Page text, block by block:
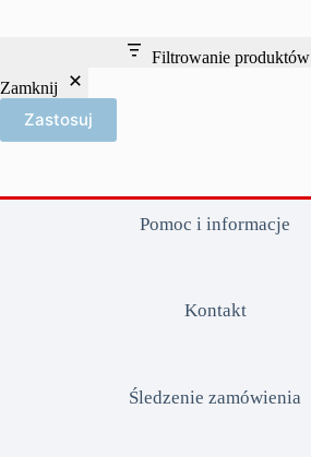
Filtrowanie produktów
Zamknij
Zastosuj
Pomoc i informacje
Kontakt
Śledzenie zamówienia